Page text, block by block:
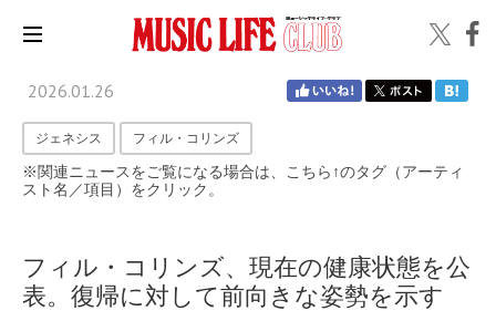
2026.01.26
ジェネシス フィル・コリンズ
※関連ニュースをご覧になる場合は、こちら↑のタグ（アーティ
スト名／項目）をクリック。
フィル・コリンズ、現在の健康状態を公
表。復帰に対して前向きな姿勢を示す